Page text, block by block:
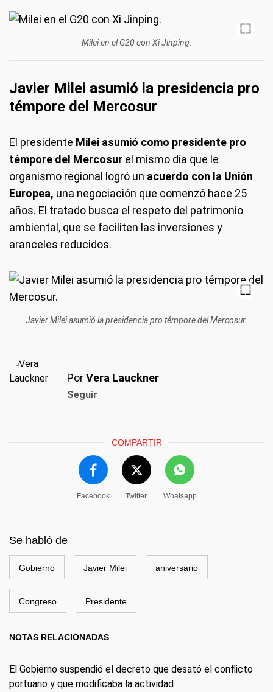
Milei en el G20 con Xi Jinping.
Javier Milei asumió la presidencia pro
témpore del Mercosur
El presidente Milei asumió como presidente pro
témpore del Mercosur el mismo día que le
organismo regional logró un acuerdo con la Unión
Europea, una negociación que comenzó hace 25
años. El tratado busca el respeto del patrimonio
ambiental, que se faciliten las inversiones y
aranceles reducidos.
Javier Milei asumió la presidencia pro témpore del Mercosur.
PorVera Lauckner
Seguir
COMPARTIR
Facebook Twitter Whatsapp
Se habló de
Gobierno Javier Milei aniversario
Congreso Presidente
NOTAS RELACIONADAS
El Gobierno suspendió el decreto que desató el conflicto
portuario y que modificaba la actividad